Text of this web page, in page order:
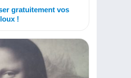
gratuitement vos
!